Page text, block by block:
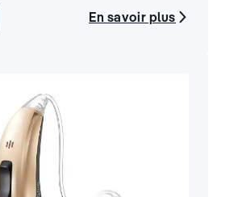
En savoir plus